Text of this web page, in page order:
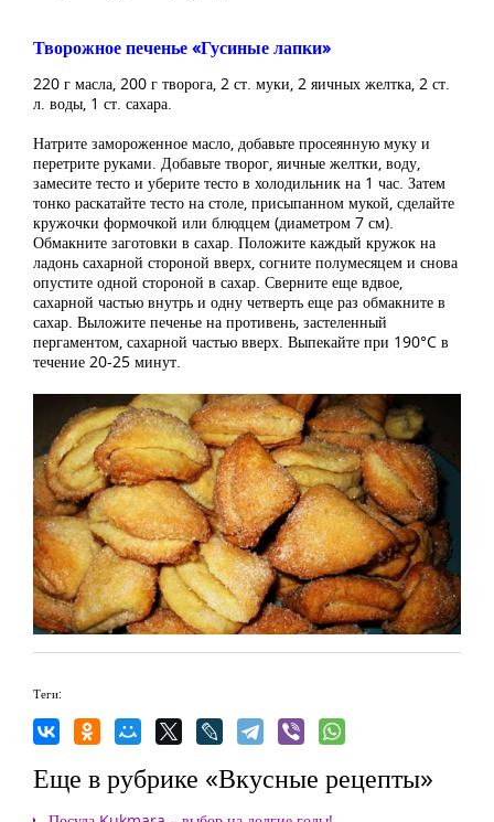
Творожное печенье «Гусиные лапки»
220 г масла, 200 г творога, 2 ст. муки, 2 яичных желтка, 2 ст.
л. воды, 1 ст. сахара.
Натрите замороженное масло, добавьте просеянную муку и
перетрите руками. Добавьте творог, яичные желтки, воду,
замесите тесто и уберите тесто в холодильник на 1 час. Затем
тонко раскатайте тесто на столе, присыпанном мукой, сделайте
кружочки формочкой или блюдцем (диаметром 7 см).
Обмакните заготовки в сахар. Положите каждый кружок на
ладонь сахарной стороной вверх, согните полумесяцем и снова
опустите одной стороной в сахар. Сверните еще вдвое,
сахарной частью внутрь и одну четверть еще раз обмакните в
сахар. Выложите печенье на противень, застеленный
пергаментом, сахарной частью вверх. Выпекайте при 190°C в
течение 20-25 минут.
Теги:
Еще в рубрике «Вкусные рецепты»